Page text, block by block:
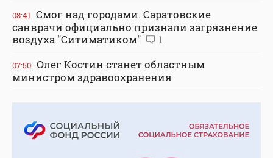
08:41 Смог над городами. Саратовские
санврачи официально признали загрязнение
воздуха "Ситиматиком"
1
07:50 Олег Костин станет областным
министром здравоохранения